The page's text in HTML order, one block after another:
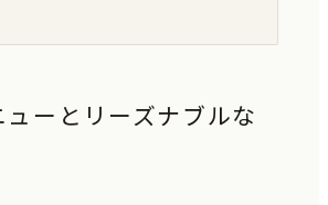
ーとリーズナブルな